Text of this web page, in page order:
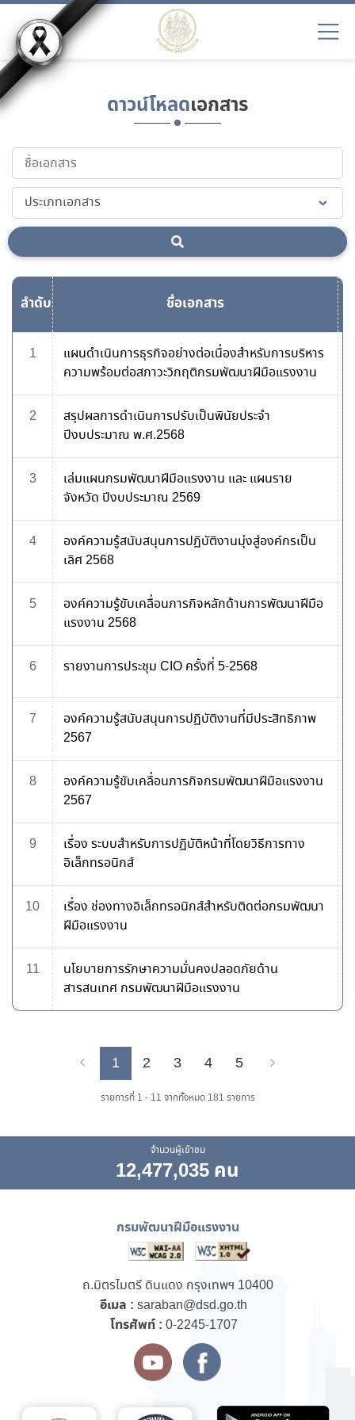
ดาวน์โหลดเอกสาร
ลำดับ ชื่อเอกสาร
1
แผนดำเนินการธุรกิจอย่างต่อเนื่องสำหรับการบริหาร
ความพร้อมต่อสภาวะวิกฤติกรมพัฒนาฝีมือแรงงาน
2
สรุปผลการดำเนินการปรับเป็นพินัยประจำ
ปีงบประมาณ พ.ศ.2568
3
เล่มแผนกรมพัฒนาฝีมือแรงงาน และ แผนราย
จังหวัด ปีงบประมาณ 2569
4
องค์ความรู้สนับสนุนการปฏิบัติงานมุ่งสู่องค์กรเป็น
เลิศ 2568
5
องค์ความรู้ขับเคลื่อนภารกิจหลักด้านการพัฒนาฝีมือ
แรงงาน 2568
6 รายงานการประชุม CIO ครั้งที่ 5-2568
7
องค์ความรู้สนับสนุนการปฏิบัติงานที่มีประสิทธิภาพ
2567
8
องค์ความรู้ขับเคลื่อนภารกิจกรมพัฒนาฝีมือแรงงาน
2567
9
เรื่อง ระบบสำหรับการปฏิบัติหน้าที่โดยวิธีการทาง
อิเล็กทรอนิกส์
10
เรื่อง ช่องทางอิเล็กทรอนิกส์สำหรับติดต่อกรมพัฒนา
ฝีมือแรงงาน
11
นโยบายการรักษาความมั่นคงปลอดภัยด้าน
สารสนเทศ กรมพัฒนาฝีมือแรงงาน
Previous
1 2 3 4 5
รายการที่ 1 - 11 จากทั้งหมด 181 รายการ
จำนวนผู้เข้าชม
12,477,035 คน
กรมพัฒนาฝีมือแรงงาน
ถ.มิตรไมตรี ดินแดง กรุงเทพฯ 10400
อีเมล : saraban@dsd.go.th
โทรศัพท์ : 0-2245-1707